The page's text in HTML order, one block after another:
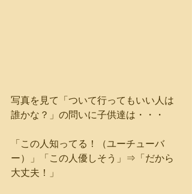
写真を見て「ついて行ってもいい人は
誰かな？」の問いに子供達は・・・
「この人知ってる！（ユーチューバ
ー）」「この人優しそう」⇒「だから
大丈夫！」